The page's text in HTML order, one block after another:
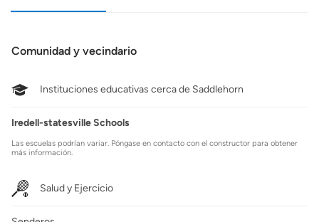
Comunidad y vecindario
Instituciones educativas cerca de Saddlehorn
Iredell-statesville Schools
Las escuelas podrían variar. Póngase en contacto con el constructor para obtener
más información.
Salud y Ejercicio